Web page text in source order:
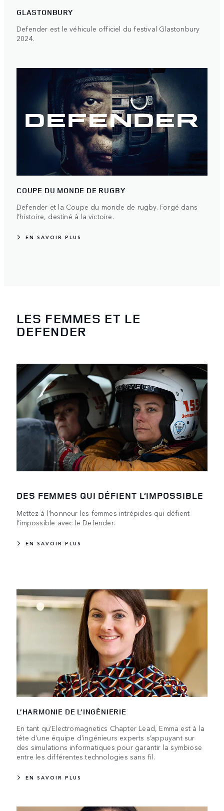
GLASTONBURY
Defender est le véhicule officiel du festival Glastonbury
2024.
COUPE DU MONDE DE RUGBY
Defender et la Coupe du monde de rugby. Forgé dans
l’histoire, destiné à la victoire.
EN SAVOIR PLUS
LES FEMMES ET LE
DEFENDER
DES FEMMES QUI DÉFIENT L’IMPOSSIBLE
Mettez à l’honneur les femmes intrépides qui défient
l’impossible avec le Defender.
EN SAVOIR PLUS
L’HARMONIE DE L’INGÉNIERIE
En tant qu’Electromagnetics Chapter Lead, Emma est à la
tête d’une équipe d’ingénieurs experts s’appuyant sur
des simulations informatiques pour garantir la symbiose
entre les différentes technologies sans fil.
EN SAVOIR PLUS